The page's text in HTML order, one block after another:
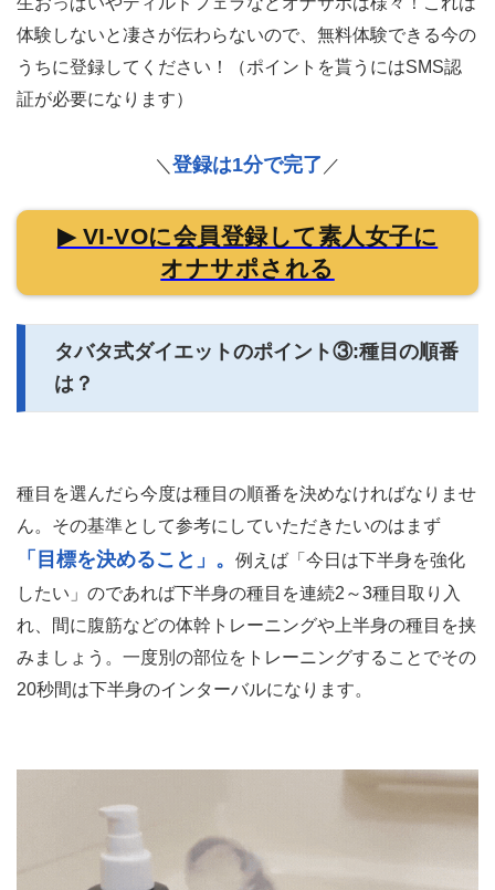
体験しないと凄さが伝わらないので、無料体験できる今の
うちに登録してください！（ポイントを貰うにはSMS認
証が必要になります）
＼ 登録は1分で完了 ／
▶ VI-VOに会員登録して素人女子に
オナサポされる
タバタ式ダイエットのポイント③:種目の順番
は？
種目を選んだら今度は種目の順番を決めなければなりませ
ん。その基準として参考にしていただきたいのはまず
「目標を決めること」。 例えば「今日は下半身を強化
したい」のであれば下半身の種目を連続2～3種目取り入
れ、間に腹筋などの体幹トレーニングや上半身の種目を挟
みましょう。一度別の部位をトレーニングすることでその
20秒間は下半身のインターバルになります。